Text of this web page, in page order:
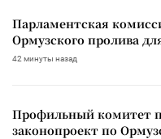
Парламентская
Ормузского пролива
42 минуты назад
Профильный комитет
законопроект по